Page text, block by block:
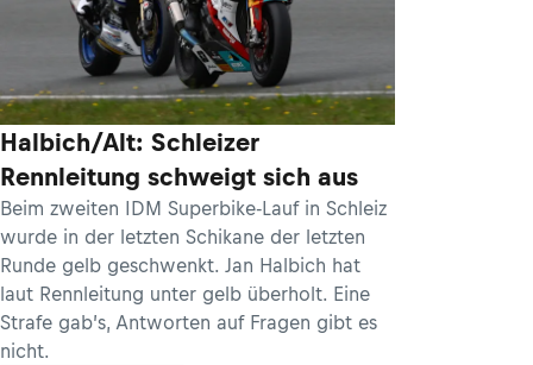
Halbich/Alt: Schleizer
Rennleitung schweigt sich aus
Beim zweiten IDM Superbike-Lauf in Schleiz
wurde in der letzten Schikane der letzten
Runde gelb geschwenkt. Jan Halbich hat
laut Rennleitung unter gelb überholt. Eine
Strafe gab’s, Antworten auf Fragen gibt es
nicht.